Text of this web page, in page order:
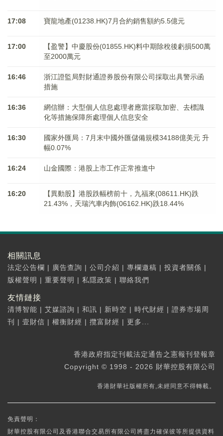
17:08 寶龍地產(01238.HK)7月合約銷售額約5.5億元
17:00
【盈警】中慶股份(01855.HK)料中期除稅後虧損500萬
至2000萬元
16:46
浙江證監局對財通證券股份有限公司採取出具警示函
措施
16:36
網信辦：大型個人信息處理者應當採取加密、去標識
化等措施保障所處理個人信息安全
16:30
國家外匯局：7月末中國外匯儲備規模34188億美元 升
幅0.07%
16:24 山金國際：港股上市工作正常推進中
16:20
【異動股】港股跌幅榜前十，九福來(08611.HK)跌
21.43%，天瑞汽車内飾(06162.HK)跌18.44%
相關訊息
法定公告欄 | 廣告查詢 | 公司介紹 | 專欄邀稿 | 投資者關係 |
版權聲明 | 重要聲明 | 私隱政策 | 聯絡我們
友情鏈接
清博智能 | 艾媒諮詢 | 和訊 | 新時空 | 時代財經 | 證券市場周
刊
| 壹財信 | 權衡財經 | 攬富財經 | 更多...
香港政府指定刊載法定通告之憲報刊登報章
Copyright © 1998 - 2026 財華控股有限公司
香港財華社版權所有,未經同意不得轉載。
免責聲明：
財華控股有限公司及香港聯合交易所有限公司將盡力確保彼等所提供資料